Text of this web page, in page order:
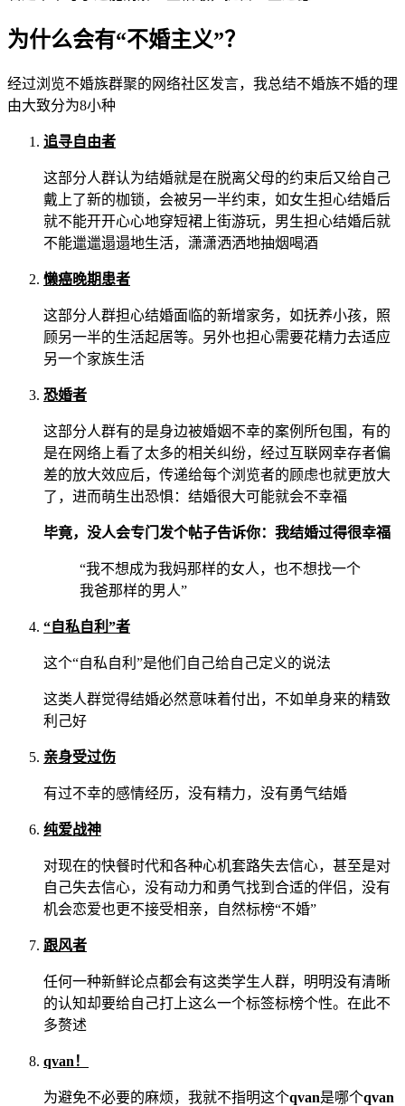
为什么会有“不婚主义”？
经过浏览不婚族群聚的网络社区发言，我总结不婚族不婚的理
由大致分为8小种
追寻自由者
这部分人群认为结婚就是在脱离父母的约束后又给自己
戴上了新的枷锁，会被另一半约束，如女生担心结婚后
就不能开开心心地穿短裙上街游玩，男生担心结婚后就
不能邋邋遢遢地生活，潇潇洒洒地抽烟喝酒
懒癌晚期患者
这部分人群担心结婚面临的新增家务，如抚养小孩，照
顾另一半的生活起居等。另外也担心需要花精力去适应
另一个家族生活
恐婚者
这部分人群有的是身边被婚姻不幸的案例所包围，有的
是在网络上看了太多的相关纠纷，经过互联网幸存者偏
差的放大效应后，传递给每个浏览者的顾虑也就更放大
了，进而萌生出恐惧：结婚很大可能就会不幸福
毕竟，没人会专门发个帖子告诉你：我结婚过得很幸福
“我不想成为我妈那样的女人，也不想找一个
我爸那样的男人”
“自私自利”者
这个“自私自利”是他们自己给自己定义的说法
这类人群觉得结婚必然意味着付出，不如单身来的精致
利己好
亲身受过伤
有过不幸的感情经历，没有精力，没有勇气结婚
纯爱战神
对现在的快餐时代和各种心机套路失去信心，甚至是对
自己失去信心，没有动力和勇气找到合适的伴侣，没有
机会恋爱也更不接受相亲，自然标榜“不婚”
跟风者
任何一种新鲜论点都会有这类学生人群，明明没有清晰
的认知却要给自己打上这么一个标签标榜个性。在此不
多赘述
qvan！
为避免不必要的麻烦，我就不指明这个qvan是哪个qvan